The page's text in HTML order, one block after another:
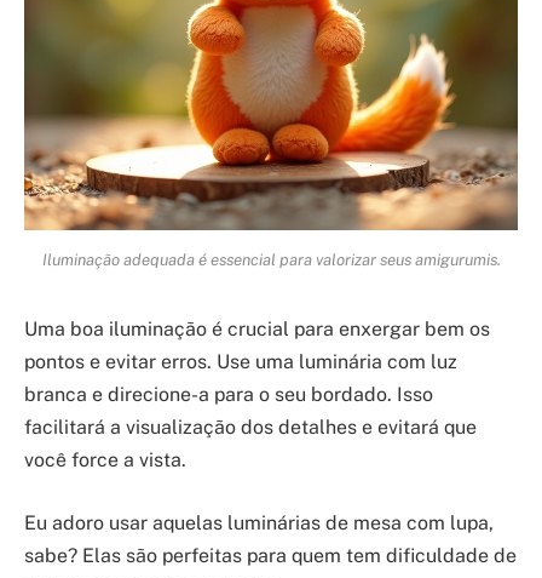
Iluminação adequada é essencial para valorizar seus amigurumis.
Uma boa iluminação é crucial para enxergar bem os
pontos e evitar erros. Use uma luminária com luz
branca e direcione-a para o seu bordado. Isso
facilitará a visualização dos detalhes e evitará que
você force a vista.
Eu adoro usar aquelas luminárias de mesa com lupa,
sabe? Elas são perfeitas para quem tem dificuldade de